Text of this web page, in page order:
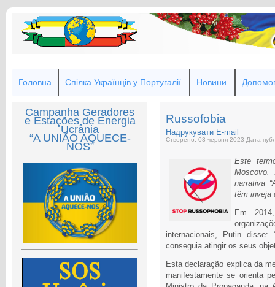
Головна Спілка Українців у Португалії Новини
Campanha Geradores
e Estações de Energia
Ucrânia
“A UNIÃO AQUECE-
NOS”
Russofobia
Надрукувати E-mail
Створено: 03 червня 2023 Дата
Este
narrativa
têm inveja
Em
internacionais, Putin disse:
conseguia atingir os seus
Esta declaração explica da
manifestamente se orienta